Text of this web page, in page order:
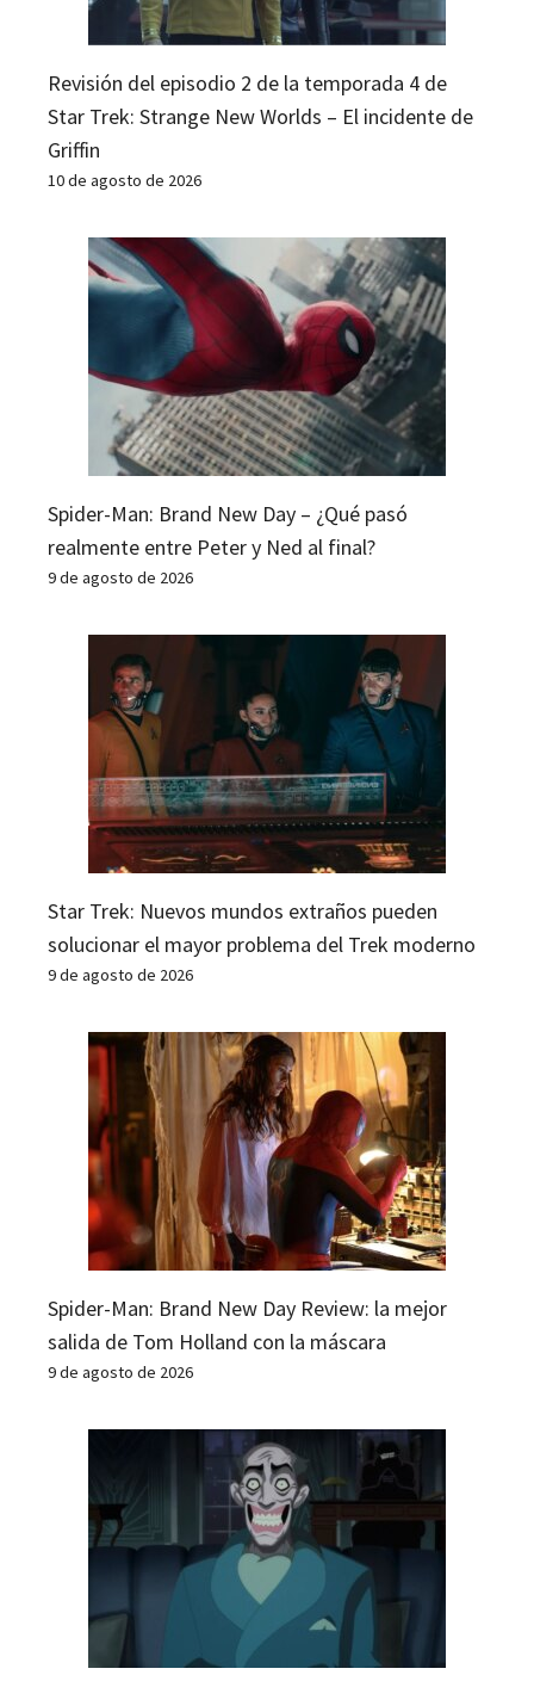
Revisión del episodio 2 de la temporada 4 de
Star Trek: Strange New Worlds – El incidente de
Griffin
10 de agosto de 2026
Spider-Man: Brand New Day – ¿Qué pasó
realmente entre Peter y Ned al final?
9 de agosto de 2026
Star Trek: Nuevos mundos extraños pueden
solucionar el mayor problema del Trek moderno
9 de agosto de 2026
Spider-Man: Brand New Day Review: la mejor
salida de Tom Holland con la máscara
9 de agosto de 2026